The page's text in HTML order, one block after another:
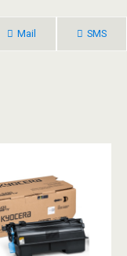
Mail SMS